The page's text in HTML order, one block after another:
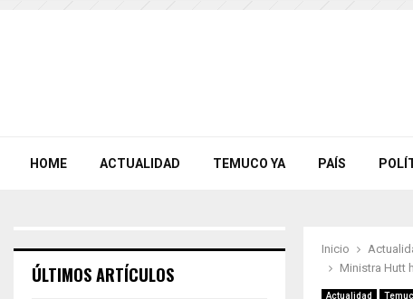
HOME ACTUALIDAD TEMUCO YA PAÍS
Inicio
Ministra Hutt
Actualidad
ÚLTIMOS ARTÍCULOS